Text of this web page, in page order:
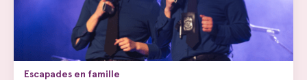
Escapades en famille